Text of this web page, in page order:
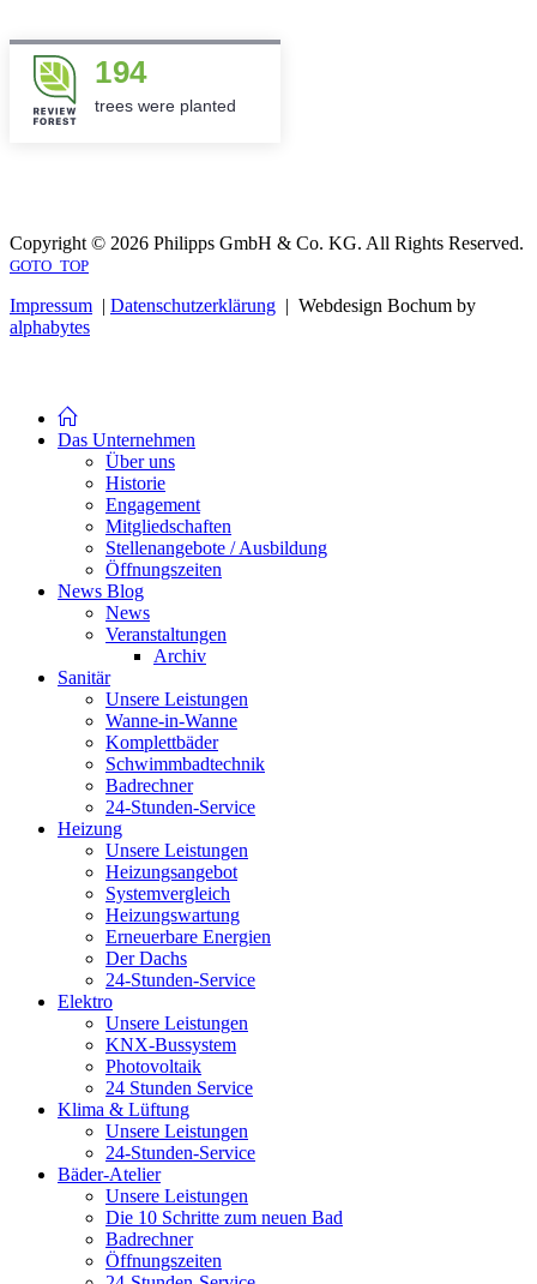
194
trees were planted
Copyright © 2026 Philipps GmbH & Co. KG. All Rights Reserved.
GOTO_TOP
Impressum | Datenschutzerklärung | Webdesign Bochum by
alphabytes
Das Unternehmen
Über uns
Historie
Engagement
Mitgliedschaften
Stellenangebote / Ausbildung
Öffnungszeiten
News Blog
News
Veranstaltungen
Archiv
Sanitär
Unsere Leistungen
Wanne-in-Wanne
Komplettbäder
Schwimmbadtechnik
Badrechner
24-Stunden-Service
Heizung
Unsere Leistungen
Heizungsangebot
Systemvergleich
Heizungswartung
Erneuerbare Energien
Der Dachs
24-Stunden-Service
Elektro
Unsere Leistungen
KNX-Bussystem
Photovoltaik
24 Stunden Service
Klima & Lüftung
Unsere Leistungen
24-Stunden-Service
Bäder-Atelier
Unsere Leistungen
Die 10 Schritte zum neuen Bad
Badrechner
Öffnungszeiten